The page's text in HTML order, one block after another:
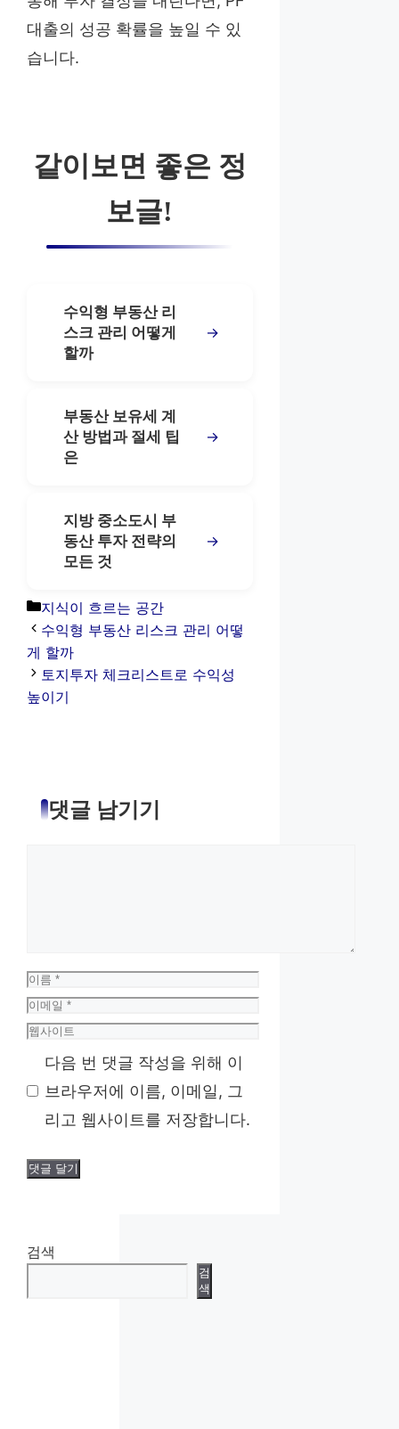
대출의 성공 확률을 높일 수 있
습니다.
같이보면 좋은 정
보글!
수익형 부동산 리
스크 관리 어떻게
할까
→
부동산 보유세 계
산 방법과 절세 팁
은
→
지방 중소도시 부
동산 투자 전략의
모든 것
→
카
테
고
리
지식이 흐르는 공간
수익형 부동산 리스크 관리 어떻
게 할까
토지투자 체크리스트로 수익성
높이기
댓글 남기기
이
름
이
메
웹
트
다음 번 댓글 작성을 위해 이
브라우저에 이름, 이메일, 그
리고 웹사이트를 저장합니다.
검색
검
색